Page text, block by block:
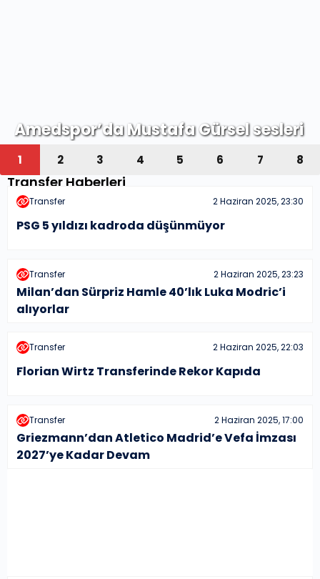
Amedspor’da Mustafa Gürsel sesleri
1 2 3 4 5 6 7 8
Transfer Haberleri
Transfer 2 Haziran 2025, 23:30
PSG 5 yıldızı kadroda düşünmüyor
Transfer 2 Haziran 2025, 23:23
Milan’dan Sürpriz Hamle 40’lık Luka Modric’i
alıyorlar
Transfer 2 Haziran 2025, 22:03
Florian Wirtz Transferinde Rekor Kapıda
Transfer 2 Haziran 2025, 17:00
Griezmann’dan Atletico Madrid’e Vefa İmzası
2027’ye Kadar Devam